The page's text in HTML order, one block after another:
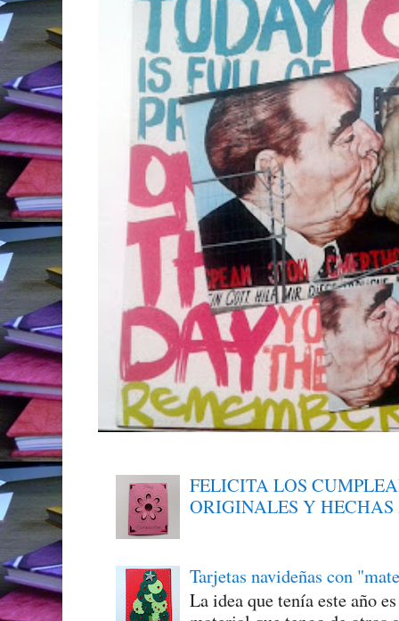
FELICITA LOS
ORIGINALES Y
Tarjetas navideñas con
La idea que tenía este año